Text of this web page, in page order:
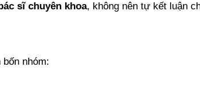
sĩ chuyên khoa, không nên tự kết luận
nhóm: